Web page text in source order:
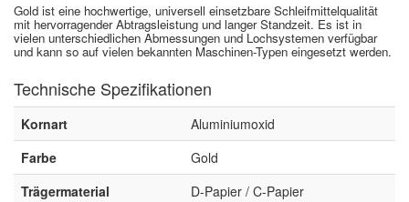
(1)
no-name
(1)
Novol
(3)
Prevost
(3)
Proma
(21)
Sia
Gold ist eine hochwertige, universell einsetzbare Schleifmittelqualität
mit hervorragender Abtragsleistung und langer Standzeit. Es ist in
vielen unterschiedlichen Abmessungen und Lochsystemen verfügbar
und kann so auf vielen bekannten Maschinen-Typen eingesetzt werden.
Technische Spezifikationen
Kornart
Aluminiumoxid
Farbe
Gold
Trägermaterial
D-Papier / C-Papier